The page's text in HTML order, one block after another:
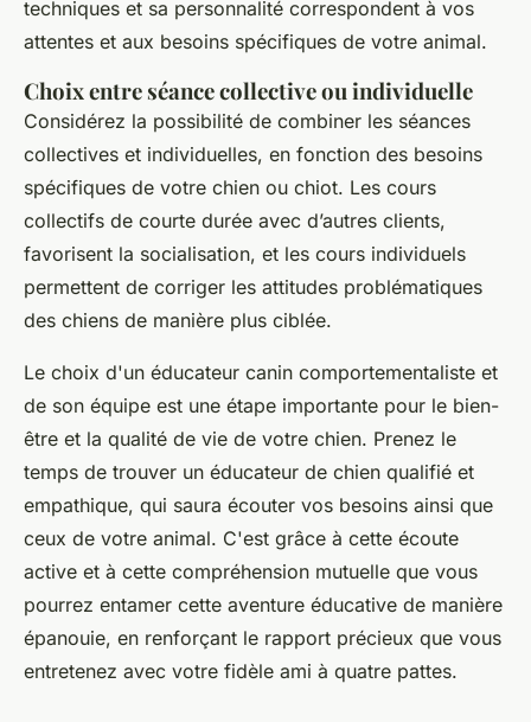
techniques et sa personnalité correspondent à vos
attentes et aux besoins spécifiques de votre animal.
Choix entre séance collective ou individuelle
Considérez la possibilité de combiner les séances
collectives et individuelles, en fonction des besoins
spécifiques de votre chien ou chiot. Les cours
collectifs de courte durée avec d’autres clients,
favorisent la socialisation, et les cours individuels
permettent de corriger les attitudes problématiques
des chiens de manière plus ciblée.
Le choix d'un éducateur canin comportementaliste et
de son équipe est une étape importante pour le bien-
être et la qualité de vie de votre chien. Prenez le
temps de trouver un éducateur de chien qualifié et
empathique, qui saura écouter vos besoins ainsi que
ceux de votre animal. C'est grâce à cette écoute
active et à cette compréhension mutuelle que vous
pourrez entamer cette aventure éducative de manière
épanouie, en renforçant le rapport précieux que vous
entretenez avec votre fidèle ami à quatre pattes.